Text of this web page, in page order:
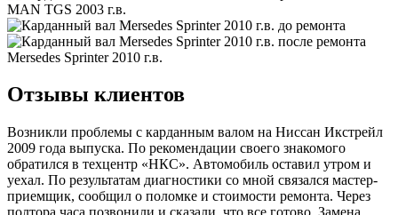
MAN TGS 2003 г.в.
Mersedes Sprinter 2010 г.в.
Отзывы клиентов
Возникли проблемы с карданным валом на Ниссан Икстрейл
2009 года выпуска. По рекомендации своего знакомого
обратился в техцентр «НКС». Автомобиль оставил утром и
уехал. По результатам диагностики со мной связался мастер-
приемщик, сообщил о поломке и стоимости ремонта. Через